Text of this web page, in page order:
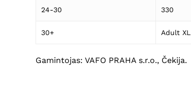
24-30 330
30+ Adult XL
Gamintojas: VAFO PRAHA s.r.o., Čekija.